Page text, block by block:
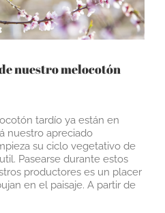
nuestro melocotón
tardío ya están en
nuestro apreciado
su ciclo vegetativo de
Pasearse durante estos
productores es un placer
en el paisaje. A partir de